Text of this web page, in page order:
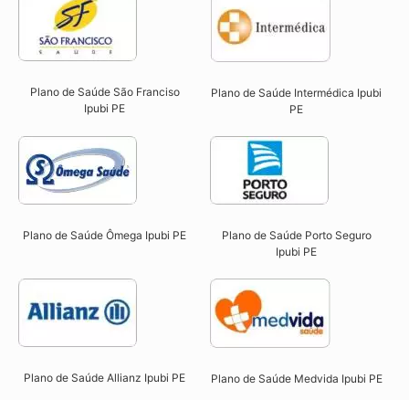
Plano de Saúde São Franciso
Ipubi PE​
Plano de Saúde Intermédica Ipubi
PE​
Plano de Saúde Ômega Ipubi PE​
Plano de Saúde Porto Seguro
Ipubi PE​
Plano de Saúde Allianz Ipubi PE​ Plano de Saúde Medvida Ipubi PE